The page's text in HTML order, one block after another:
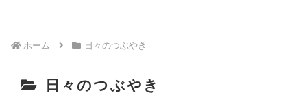
ホーム 日々のつぶやき
日々のつぶやき